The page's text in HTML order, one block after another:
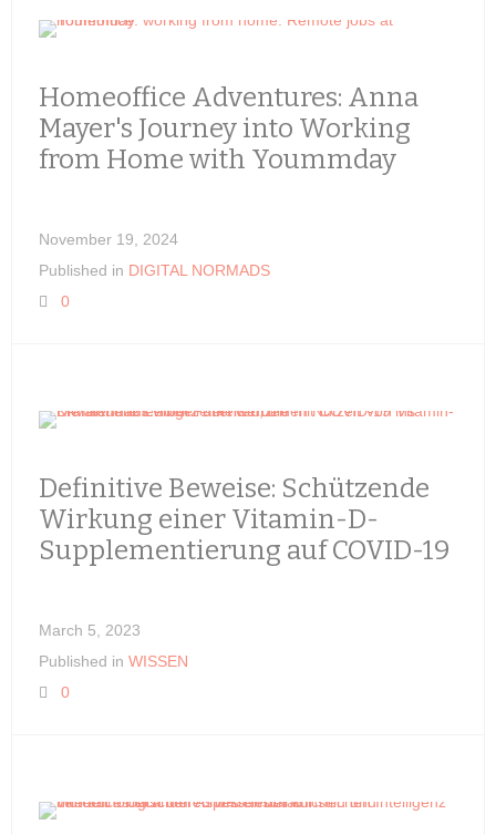
Homeoffice Adventures: Anna
Mayer's Journey into Working
from Home with Yoummday
November 19, 2024
Published in DIGITAL NORMADS
0
Definitive Beweise: Schützende
Wirkung einer Vitamin-D-
Supplementierung auf COVID-19
March 5, 2023
Published in WISSEN
0